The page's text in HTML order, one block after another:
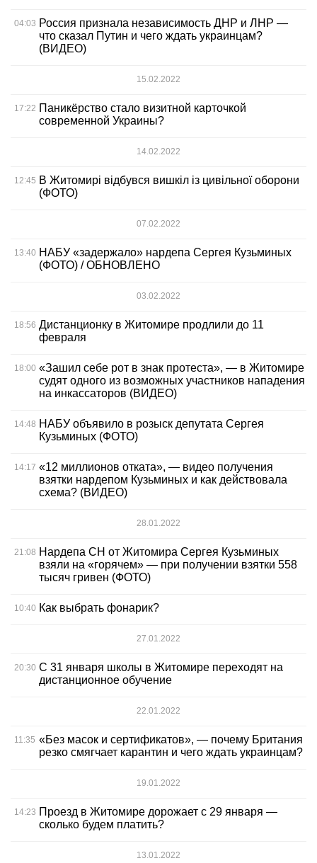
04:03 Россия признала независимость ДНР и ЛНР —
что сказал Путин и чего ждать украинцам?
(ВИДЕО)
15.02.2022
17:22 Паникёрство стало визитной карточкой
современной Украины?
14.02.2022
12:45 В Житомирі відбувся вишкіл із цивільної оборони
(ФОТО)
07.02.2022
13:40 НАБУ «задержало» нардепа Сергея Кузьминых
(ФОТО) / ОБНОВЛЕНО
03.02.2022
18:56 Дистанционку в Житомире продлили до 11
февраля
18:00 «Зашил себе рот в знак протеста», — в Житомире
судят одного из возможных участников нападения
на инкассаторов (ВИДЕО)
14:48 НАБУ объявило в розыск депутата Сергея
Кузьминых (ФОТО)
14:17 «12 миллионов отката», — видео получения
взятки нардепом Кузьминых и как действовала
схема? (ВИДЕО)
28.01.2022
21:08 Нардепа СН от Житомира Сергея Кузьминых
взяли на «горячем» — при получении взятки 558
тысяч гривен (ФОТО)
10:40 Как выбрать фонарик?
27.01.2022
20:30 С 31 января школы в Житомире переходят на
дистанционное обучение
22.01.2022
11:35 «Без масок и сертификатов», — почему Британия
резко смягчает карантин и чего ждать украинцам?
19.01.2022
14:23 Проезд в Житомире дорожает с 29 января —
сколько будем платить?
13.01.2022